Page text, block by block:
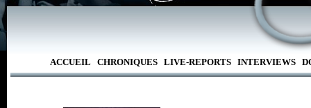
ACCUEIL CHRONIQUES LIVE-REPORTS INTERVIEWS